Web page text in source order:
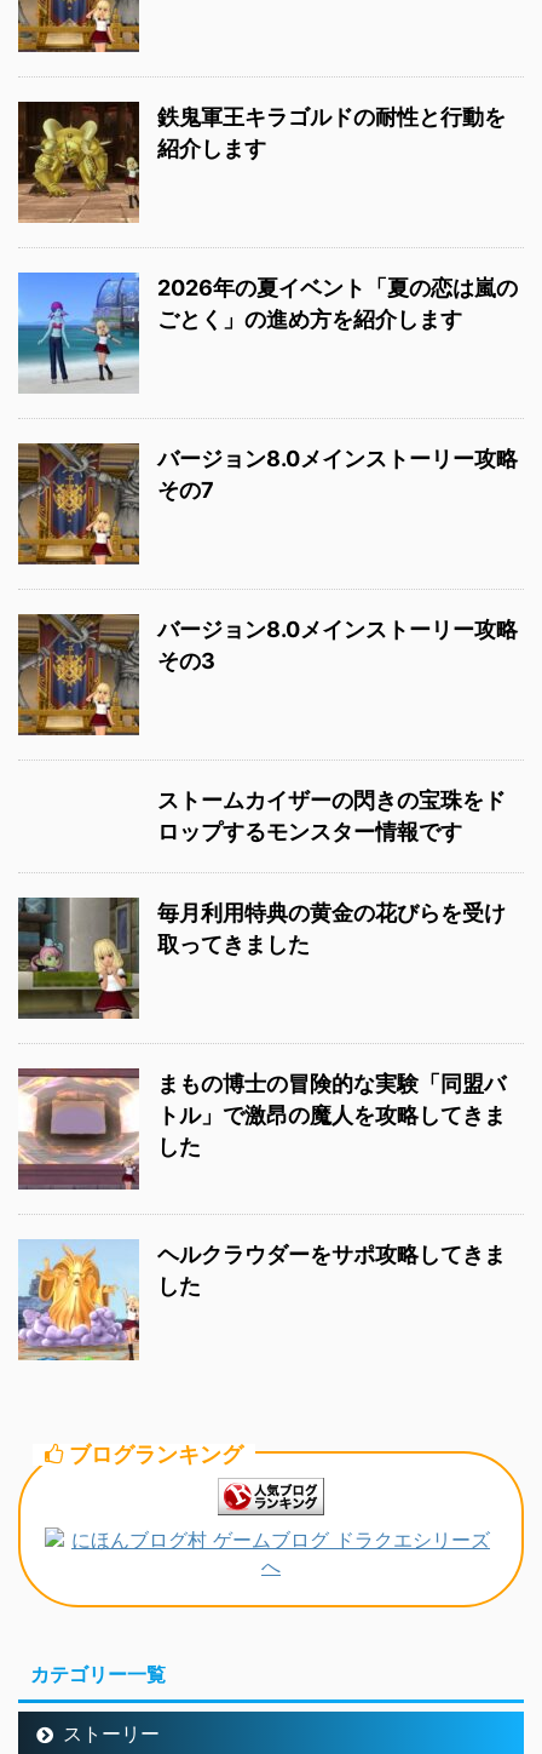
鉄鬼軍王キラゴルドの耐性と行動を
紹介します
2026年の夏イベント「夏の恋は嵐の
ごとく」の進め方を紹介します
バージョン8.0メインストーリー攻略
その7
バージョン8.0メインストーリー攻略
その3
ストームカイザーの閃きの宝珠をド
ロップするモンスター情報です
毎月利用特典の黄金の花びらを受け
取ってきました
まもの博士の冒険的な実験「同盟バ
トル」で激昂の魔人を攻略してきま
した
ヘルクラウダーをサポ攻略してきま
した
ブログランキング
カテゴリー一覧
ストーリー